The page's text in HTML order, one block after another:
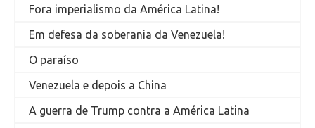
Fora imperialismo da América Latina!
Em defesa da soberania da Venezuela!
O paraíso
Venezuela e depois a China
A guerra de Trump contra a América Latina